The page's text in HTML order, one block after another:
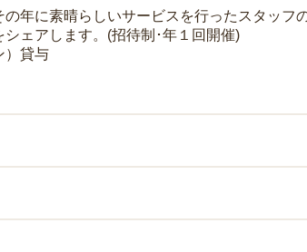
の年に素晴らしいサービスを行ったスタッ
ェアします。(招待制･年１回開催)
）貸与